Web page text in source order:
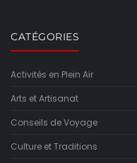
CATÉGORIES
Activités en Plein Air
Arts et Artisanat
Conseils de Voyage
Culture et Traditions